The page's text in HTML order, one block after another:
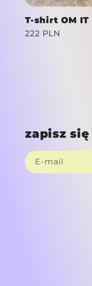
T-shirt OM IT
Cena
222 PLN
zapisz
E-mail